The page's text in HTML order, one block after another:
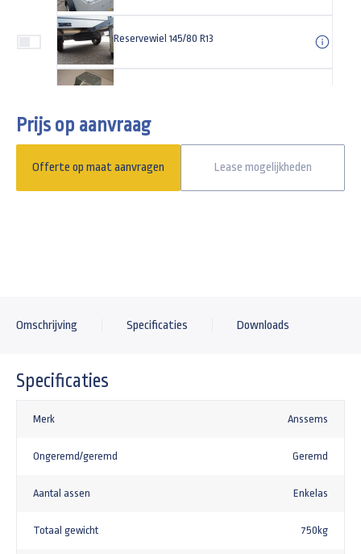
Reservewiel 145/80 R13
Gaffelslot (disselslot) SCM-goedgekeurd
Prijs op aanvraag
Offerte op maat aanvragen Lease mogelijkheden
Omschrijving Specificaties Downloads
Specificaties
Merk Anssems
Ongeremd/geremd Geremd
Aantal assen Enkelas
Totaal gewicht 750kg